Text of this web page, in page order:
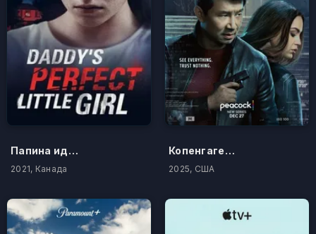
Папина идеальная малышка
2021, Канада
Копенгагенский тест
2025, США